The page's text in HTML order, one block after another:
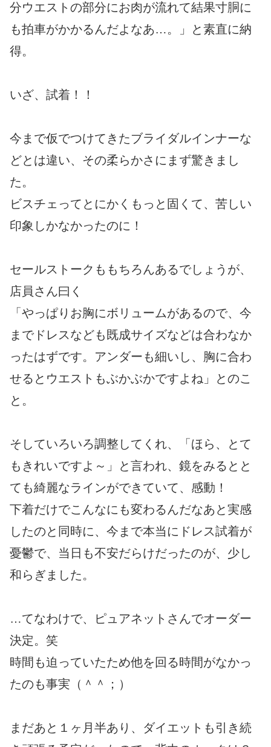
分ウエストの部分にお肉が流れて結果寸胴に
も拍車がかかるんだよなあ…。」と素直に納
得。
いざ、試着！！
今まで仮でつけてきたブライダルインナーな
どとは違い、その柔らかさにまず驚きまし
た。
ビスチェってとにかくもっと固くて、苦しい
印象しかなかったのに！
セールストークももちろんあるでしょうが、
店員さん曰く
「やっぱりお胸にボリュームがあるので、今
までドレスなども既成サイズなどは合わなか
ったはずです。アンダーも細いし、胸に合わ
せるとウエストもぶかぶかですよね」とのこ
と。
そしていろいろ調整してくれ、「ほら、とて
もきれいですよ～」と言われ、鏡をみるとと
ても綺麗なラインができていて、感動！
下着だけでこんなにも変わるんだなあと実感
したのと同時に、今まで本当にドレス試着が
憂鬱で、当日も不安だらけだったのが、少し
和らぎました。
…てなわけで、ピュアネットさんでオーダー
決定。笑
時間も迫っていたため他を回る時間がなかっ
たのも事実（＾＾；）
まだあと１ヶ月半あり、ダイエットも引き続